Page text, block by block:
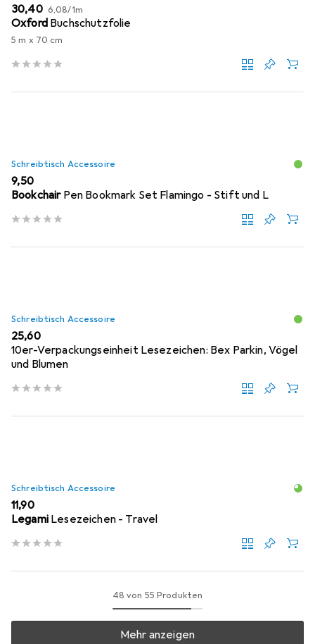
EUR
30,40 EUR
6,08/1m
Oxford Buchschutzfolie
5 m x 70 cm
Schreibtisch Accessoire
EUR
9,50
Bookchair Pen Bookmark Set Flamingo - Stift und L
Schreibtisch Accessoire
EUR
25,60
10er-Verpackungseinheit Lesezeichen: Bex Parkin, Vögel
und Blumen
Schreibtisch Accessoire
EUR
11,90
Legami Lesezeichen - Travel
48 von 55 Produkten
Mehr anzeigen